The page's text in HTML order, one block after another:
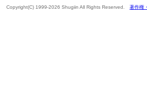
Copyright(C) 1999-2026 Shugiin All Rights Reserved. 著作権